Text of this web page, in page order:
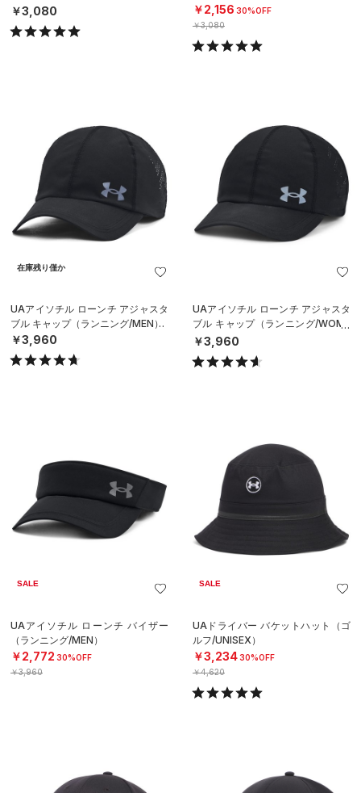
S）
￥3,080 ￥2,156 30%OFF
￥3,080
在庫残り僅か
UAアイソチル ローンチ アジャスタ
ブル キャップ（ランニング/MEN）
￥3,960
UAアイソチル ローンチ アジャスタ
ブル キャップ（ランニング/WOME
N）
￥3,960
SALE
UAアイソチル ローンチ バイザー
（ランニング/MEN）
￥2,772 30%OFF
￥3,960
SALE
UAドライバー バケットハット（ゴ
ルフ/UNISEX）
￥3,23430%OFF
￥4,620